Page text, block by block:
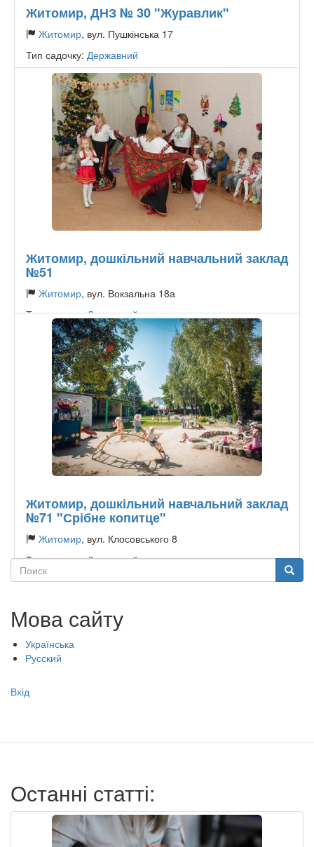
Житомир, ДНЗ № 30 "Журавлик"
Житомир, вул. Пушкінська 17
Тип садочку: Державний
Житомир, дошкільний навчальний заклад
№51
Житомир, вул. Вокзальна 18а
Тип садочку:Державний
Житомир, дошкільний навчальний заклад
№71 "Срібне копитце"
Житомир, вул. Клосовського 8
Тип садочку:Державний
Поиск Поиск
Мова сайту
Українська
Русский
Меню
записи
Вхід
Останні статті: